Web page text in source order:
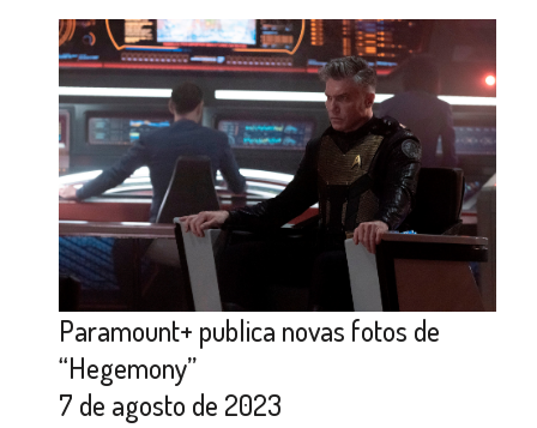
Paramount+ publica novas fotos de
“Hegemony”
7 de agosto de 2023